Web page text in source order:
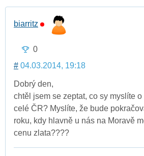
biarritz
0
# 04.03.2014, 19:18
Dobrý den,
chtěl jsem se zeptat, co sy myslíte
celé ČR? Myslíte, že bude
roku, kdy hlavně u nás na Moravě
cenu zlata????